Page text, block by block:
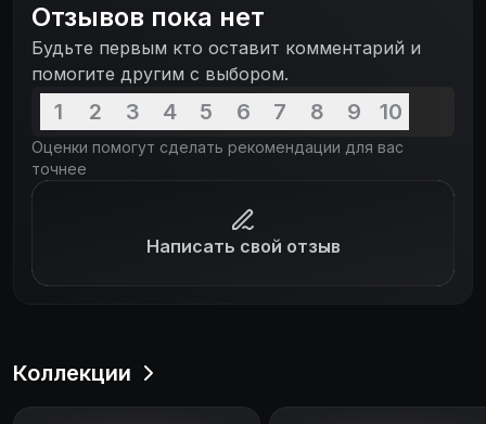
Отзывов пока нет
Будьте первым кто оставит комментарий и
помогите другим с выбором.
1 2 3 4 5 6 7 8 9 10
Оценки помогут сделать рекомендации для вас
точнее
Написать свой отзыв
Коллекции